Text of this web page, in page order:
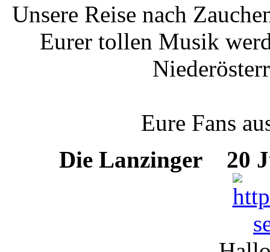
Unsere Reise nach
Eurer tollen Musik
Eure Fans
Die Lanzinger
20